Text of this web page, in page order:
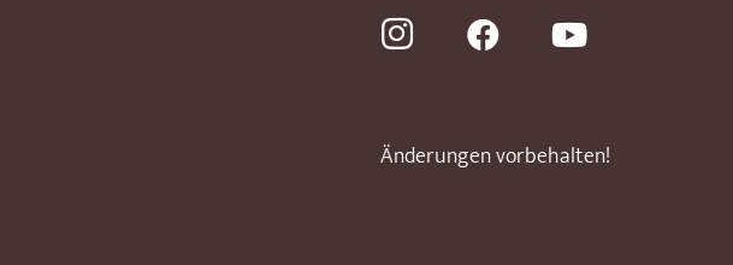
Änderungen vorbehalten!